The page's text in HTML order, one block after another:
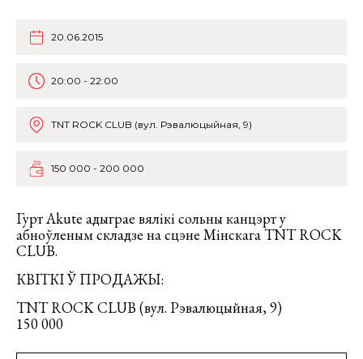
20.06.2015
20:00 - 22:00
TNT ROCK CLUB (вул. Рэвалюцыйная, 9)
150 000 - 200 000
Гурт Akute адыграе вялікі сольны канцэрт у
абноўленым складзе на сцэне Мінскага TNT ROCK
CLUB.
КВІТКІ Ў ПРОДАЖЫ:
TNT ROCK CLUB (вул. Рэвалюцыйная, 9)
150 000